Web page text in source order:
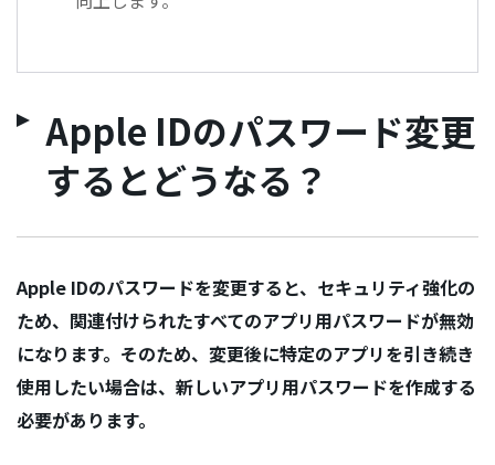
Apple IDのパスワード変更
するとどうなる？
Apple IDのパスワードを変更すると、セキュリティ強化の
ため、関連付けられたすべてのアプリ用パスワードが無効
になります。そのため、変更後に特定のアプリを引き続き
使用したい場合は、新しいアプリ用パスワードを作成する
必要があります。